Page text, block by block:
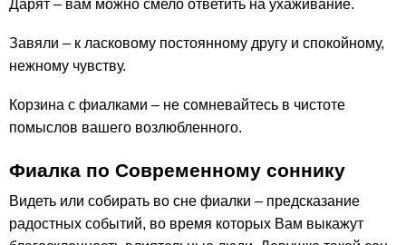
Дарят – вам можно смело ответить на ухаживание.
Завяли – к ласковому постоянному другу и спокойному,
нежному чувству.
Корзина с фиалками – не сомневайтесь в чистоте
помыслов вашего возлюбленного.
Фиалка по Современному соннику
Видеть или собирать во сне фиалки – предсказание
радостных событий, во время которых Вам выкажут